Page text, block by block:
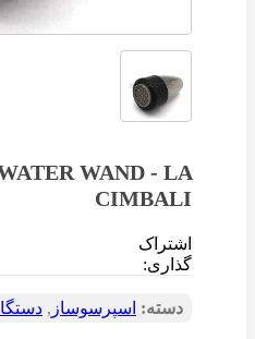
WAND - LA
CIMBALI
اشتراک
گذاری:
دسته: اسپرسوساز ,